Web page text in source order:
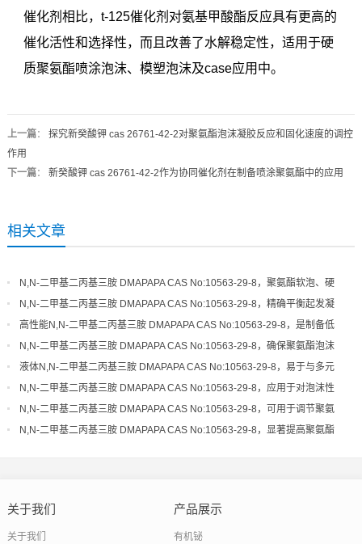
催化剂相比，t-125催化剂对氨基甲酸酯反应具有更高的
催化活性和选择性，而且改善了水解稳定性，适用于硬
质聚氨酯喷涂泡沫、模塑泡沫及case应用中。
上一篇： 探究新癸酸钾 cas 26761-42-2对聚氨酯泡沫凝胶反应和固化速度的调控
作用
下一篇： 新癸酸钾 cas 26761-42-2作为协同催化剂在制备喷涂聚氨酯中的应用
相关文章
N,N-二甲基二丙基三胺 DMAPAPA CAS No:10563-29-8，聚氨酯软泡、硬
泡体系的高效平衡催化剂
N,N-二甲基二丙基三胺 DMAPAPA CAS No:10563-29-8，精确平衡起发凝
胶速率，优化泡沫结构细度
高性能N,N-二甲基二丙基三胺 DMAPAPA CAS No:10563-29-8，是制备低
气味、高品质聚氨酯的关键
N,N-二甲基二丙基三胺 DMAPAPA CAS No:10563-29-8，确保聚氨酯泡沫
具有良好的尺寸稳定性和回弹性
液体N,N-二甲基二丙基三胺 DMAPAPA CAS No:10563-29-8，易于与多元
醇混合，催化活性稳定可靠
N,N-二甲基二丙基三胺 DMAPAPA CAS No:10563-29-8，应用于对泡沫性
能和环保性有严格要求的领域
N,N-二甲基二丙基三胺 DMAPAPA CAS No:10563-29-8，可用于调节聚氨
酯体系的起发和凝胶活性
N,N-二甲基二丙基三胺 DMAPAPA CAS No:10563-29-8，显著提高聚氨酯
关于我们
关于我们
产品展示
有机铋